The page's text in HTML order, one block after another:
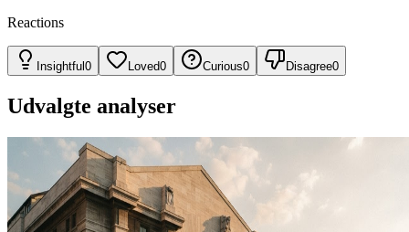
Reactions
Insightful 0 Loved0 Curious0 Disagree0
Udvalgte analyser